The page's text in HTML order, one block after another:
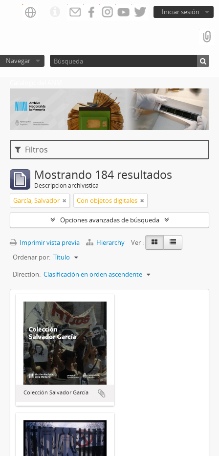
Iniciar sesión
Navegar
Filtros
Mostrando 184 resultados
Descripción archivística
García, Salvador Con objetos digitales
Opciones avanzadas de búsqueda
Imprimir vista previa Hierarchy
Ver :
Ordenar por: Título
Direction: Clasificación en orden ascendente
Colección Salvador García